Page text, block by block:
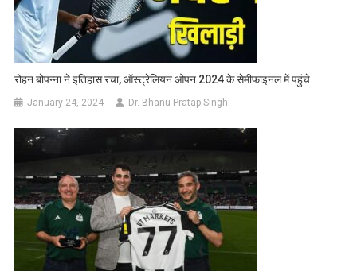
रोहन बोपन्ना ने इतिहास रचा, ऑस्ट्रेलियन ओपन 2024 के सेमीफाइनल में पहुंचे
January 24, 2024 Dr. Bhanu Pratap Singh